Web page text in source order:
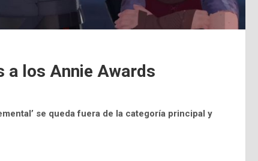
a los Annie Awards
se queda fuera de la categoría principal y